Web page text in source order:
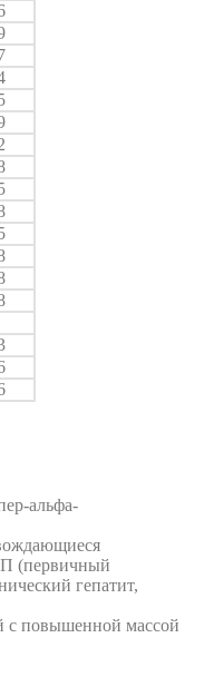
альфа-
(первичный
гепатит,
с повышенной массой